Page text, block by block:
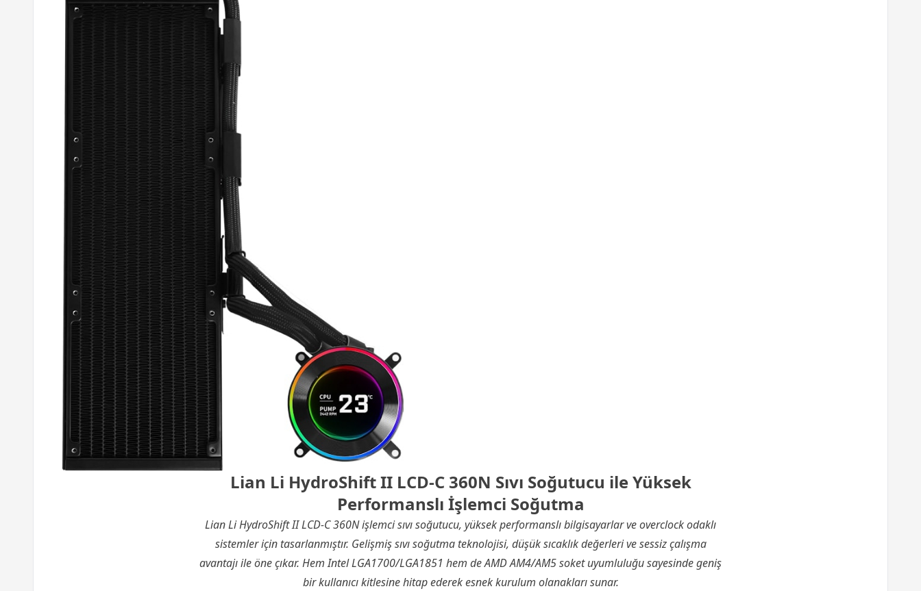
Lian Li HydroShift II LCD-C 360N Sıvı Soğutucu ile Yüksek
Performanslı İşlemci Soğutma
Lian Li HydroShift II LCD-C 360Nişlemcisıvı soğutucu, yüksek performanslı bilgisayarlar ve overclock odaklı
sistemler için tasarlanmıştır. Gelişmiş sıvı soğutma teknolojisi, düşük sıcaklık değerleri ve sessiz çalışma
avantajı ile öne çıkar. Hem Intel LGA1700/LGA1851 hem de AMD AM4/AM5 soket uyumluluğu sayesinde geniş
bir kullanıcı kitlesine hitap ederek esnek kurulum olanakları sunar.